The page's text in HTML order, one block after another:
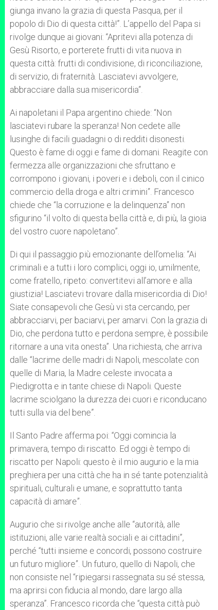
giunga invano la grazia di questa Pasqua, per il
popolo di Dio di questa città!”. L’appello del Papa si
rivolge dunque ai giovani: “Apritevi alla potenza di
Gesù Risorto, e porterete frutti di vita nuova in
questa città: frutti di condivisione, di riconciliazione,
di servizio, di fraternità. Lasciatevi avvolgere,
abbracciare dalla sua misericordia”.
Ai napoletani il Papa argentino chiede: “Non
lasciatevi rubare la speranza! Non cedete alle
lusinghe di facili guadagni o di redditi disonesti.
Questo è fame di oggi e fame di domani. Reagite con
fermezza alle organizzazioni che sfruttano e
corrompono i giovani, i poveri e i deboli, con il cinico
commercio della droga e altri crimini”. Francesco
chiede che “la corruzione e la delinquenza” non
sfigurino “il volto di questa bella città e, di più, la gioia
del vostro cuore napoletano”.
Di qui il passaggio più emozionante dell’omelia: “Ai
criminali e a tutti i loro complici, oggi io, umilmente,
come fratello, ripeto: convertitevi all’amore e alla
giustizia! Lasciatevi trovare dalla misericordia di Dio!
Siate consapevoli che Gesù vi sta cercando, per
abbracciarvi, per baciarvi, per amarvi. Con la grazia di
Dio, che perdona tutto e perdona sempre, è possibile
ritornare a una vita onesta”. Una richiesta, che arriva
dalle “lacrime delle madri di Napoli, mescolate con
quelle di Maria, la Madre celeste invocata a
Piedigrotta e in tante chiese di Napoli. Queste
lacrime sciolgano la durezza dei cuori e riconducano
tutti sulla via del bene”.
Il Santo Padre afferma poi: “Oggi comincia la
primavera, tempo di riscatto. Ed oggi è tempo di
riscatto per Napoli: questo è il mio augurio e la mia
preghiera per una città che ha in sé tante potenzialità
spirituali, culturali e umane, e soprattutto tanta
capacità di amare”.
Augurio che si rivolge anche alle “autorità, alle
istituzioni, alle varie realtà sociali e ai cittadini”,
perché “tutti insieme e concordi, possono costruire
un futuro migliore”. Un futuro, quello di Napoli, che
non consiste nel “ripiegarsi rassegnata su sé stessa,
ma aprirsi con fiducia al mondo, dare largo alla
speranza”. Francesco ricorda che “questa città può